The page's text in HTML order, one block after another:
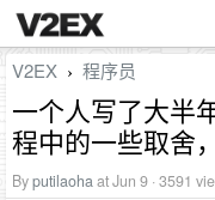
V2EX › 程序员
一个人写了大半
程中的一些取舍
Byputilaohaat Jun 9 · 3591